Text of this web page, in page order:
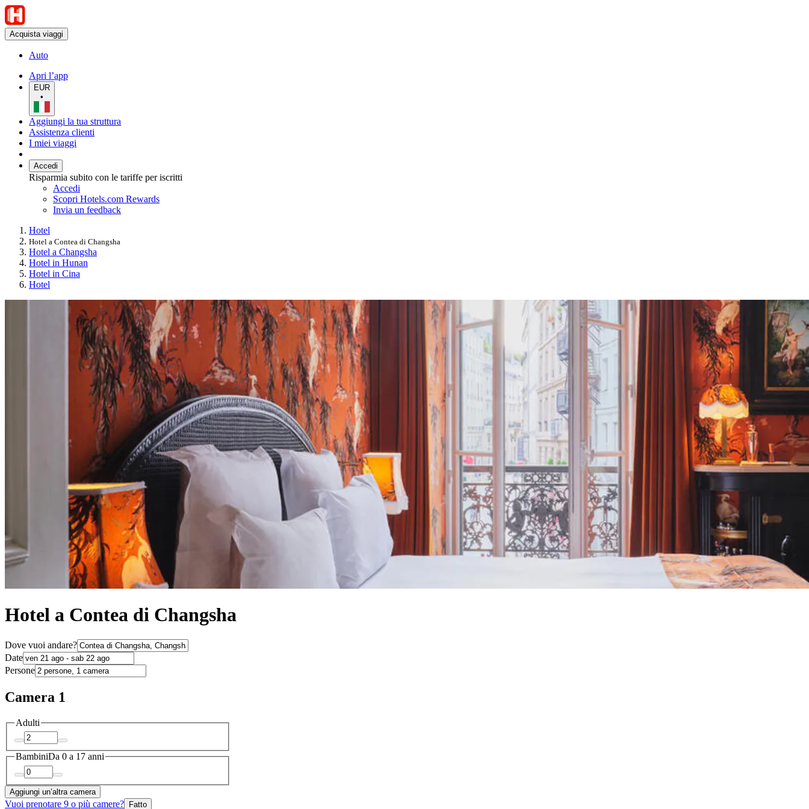
Acquista viaggi
Auto
Apri l’app
EUR
•
Aggiungi la tua struttura
Assistenza clienti
I miei viaggi
Accedi
Risparmia subito con le tariffe per iscritti
Accedi
Scopri Hotels.com Rewards
Invia un feedback
Hotel
Hotel a Contea di Changsha
Hotel a Changsha
Hotel in Hunan
Hotel in Cina
Hotel
Hotel a Contea di Changsha
Dove vuoi andare?
Date
Persone
Camera 1
Adulti
BambiniDa 0 a 17 anni
Aggiungi un’altra camera
Vuoi prenotare 9 o più camere? Fatto